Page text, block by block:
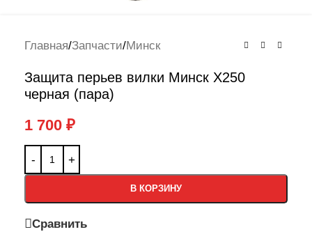
Главная/Запчасти/Минск
Защита перьев вилки Минск X250
черная (пара)
1 700 ₽
В КОРЗИНУ
Сравнить